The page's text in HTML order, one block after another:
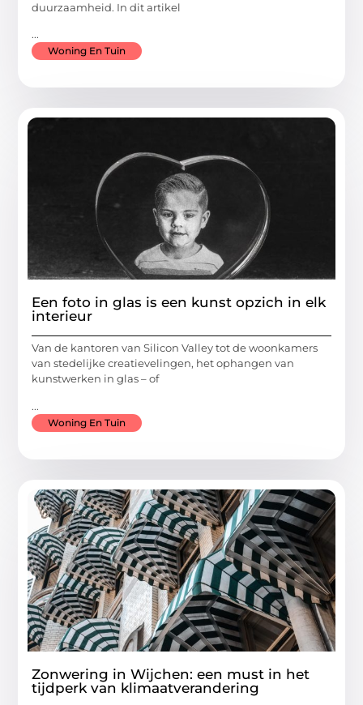
duurzaamheid. In dit artikel
...
Woning En Tuin
Een foto in glas is een kunst opzich in elk
interieur
Van de kantoren van Silicon Valley tot de woonkamers
van stedelijke creatievelingen, het ophangen van
kunstwerken in glas – of
...
Woning En Tuin
Zonwering in Wijchen: een must in het
tijdperk van klimaatverandering